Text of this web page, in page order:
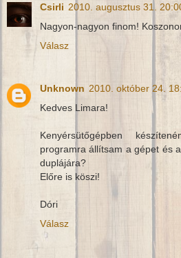
Csirli 2010. augusztus 31.
Nagyon-nagyon finom!
Válasz
Unknown 2010. október 24.
Kedves Limara!
Kenyérsütőgépben
programra állítsam a gépet és
duplájára?
Előre is köszi!
Dóri
Válasz